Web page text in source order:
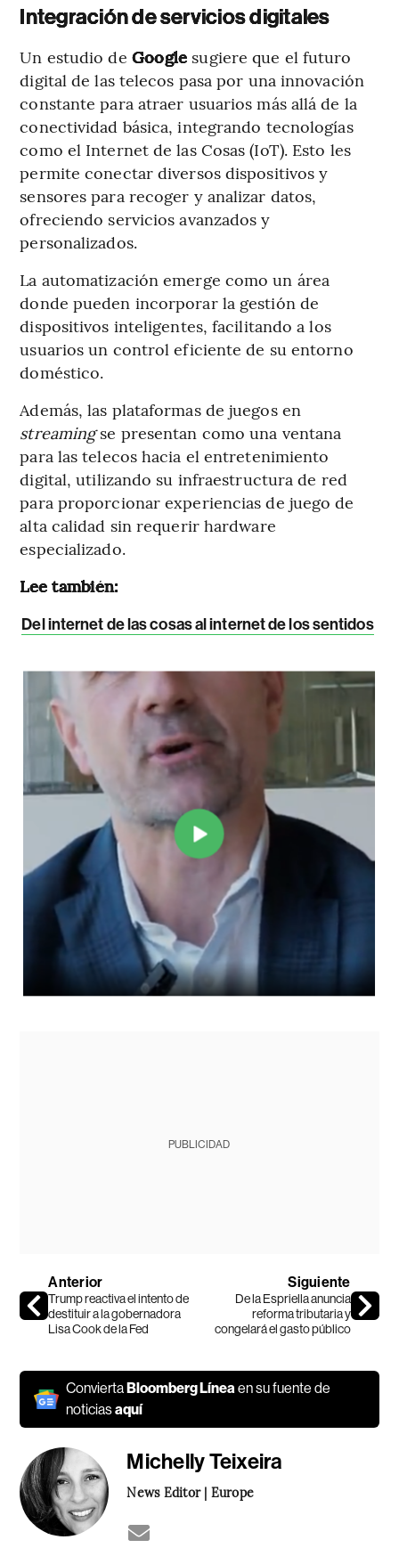
Integración de servicios digitales
Un estudio de Google sugiere que el futuro
digital de las telecos pasa por una innovación
constante para atraer usuarios más allá de la
conectividad básica, integrando tecnologías
como el Internet de las Cosas (IoT). Esto les
permite conectar diversos dispositivos y
sensores para recoger y analizar datos,
ofreciendo servicios avanzados y
personalizados.
La automatización emerge como un área
donde pueden incorporar la gestión de
dispositivos inteligentes, facilitando a los
usuarios un control eficiente de su entorno
doméstico.
Además, las plataformas de juegos en
streamingse presentan como una ventana
para las telecos hacia el entretenimiento
digital, utilizando su infraestructura de red
para proporcionar experiencias de juego de
alta calidad sin requerir hardware
especializado.
Lee también:
Del internet de las cosas al internet de los sentidos
PUBLICIDAD
Anterior
Trump reactiva el intento de
destituir a la gobernadora
Lisa Cook de la Fed
Siguiente
De la Espriella anuncia
reforma tributaria y
congelará el gasto público
ConviertaBloomberg Líneaen su fuente de
noticiasaquí
Michelly Teixeira
News Editor | Europe